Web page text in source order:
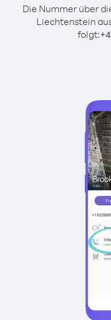
Die Nummer über
Liechtenstein
folgt:+